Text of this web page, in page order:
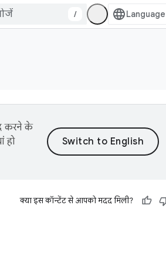
/
करने के
हो
क्या इस कॉन्टेंट से आपको मदद मिली?